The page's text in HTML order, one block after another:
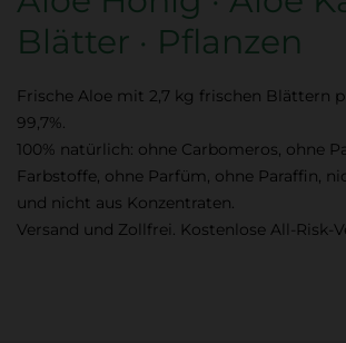
Blätter · Pflanzen
Frische Aloe mit 2,7 kg frischen Blättern
99,7%.
100% natürlich: ohne Carbomeros, ohne
Farbstoffe, ohne Parfüm, ohne Paraffin,
und nicht aus Konzentraten.
Versand und Zollfrei. Kostenlose All-Risk-